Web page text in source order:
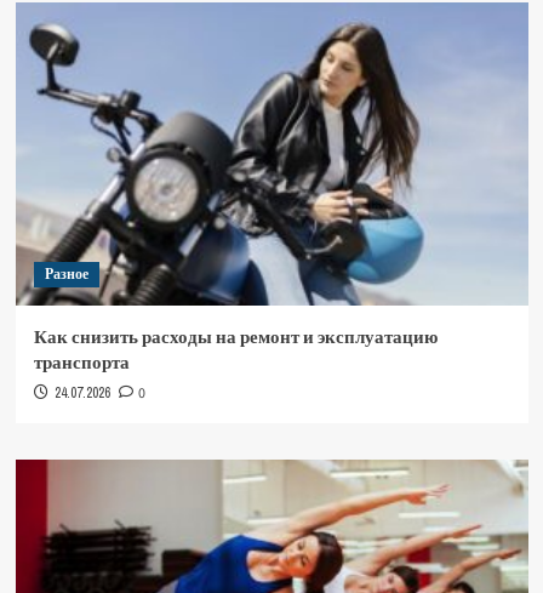
Разное
Как снизить расходы на ремонт и эксплуатацию
транспорта
24.07.2026 0